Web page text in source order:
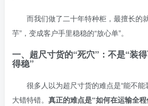
而我们做了二十年特种柜，最擅长的
芋”，变成客户手里稳稳的“放心单”。
一、超尺寸货的“死穴”：不是“装
得稳”
很多人以为超尺寸货的难点是“能不能
大错特错。 真正的难点是“如何在运输全程